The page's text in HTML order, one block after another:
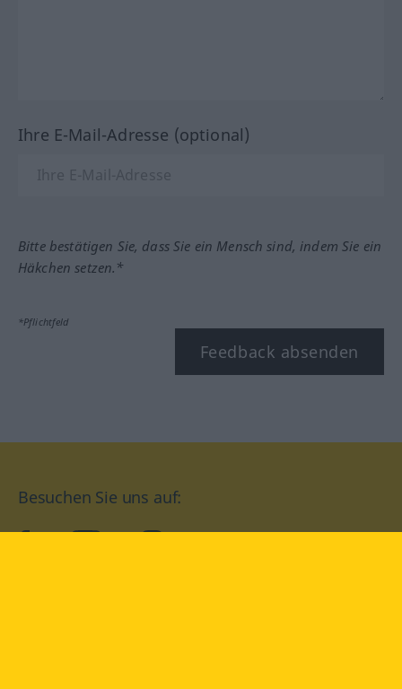
Ihre E-Mail-Adresse (optional)
Bitte bestätigen Sie, dass Sie ein Mensch sind, indem Sie ein
Häkchen setzen.*
*Pflichtfeld
Feedback absenden
Besuchen Sie uns auf: